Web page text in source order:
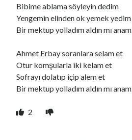
Bibime ablama söyleyin dedim
Yengemin elinden ok yemek yedim
Bir mektup yolladım aldın mı anam
Ahmet Erbay soranlara selam et
Otur komşularla iki kelam et
Sofrayı dolatıp içip alem et
Bir mektup yolladım aldın mı anam
2